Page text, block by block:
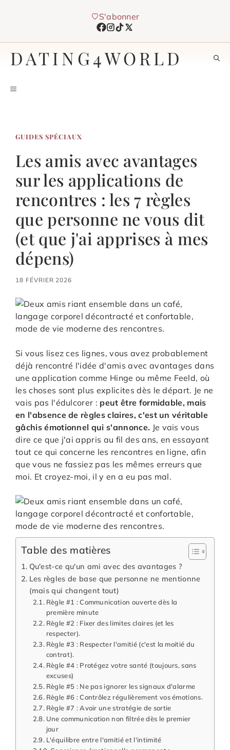
S'abonner
DATING4WORLD
MENU
GUIDES SPÉCIAUX
Les amis avec avantages
sur les applications de
rencontres : les 7 règles
que personne ne vous dit
(et que j'ai apprises à mes
dépens)
18 FÉVRIER 2026
Si vous lisez ces lignes, vous avez probablement
déjà rencontré l'idée d'amis avec avantages dans
une application comme Hinge ou même Feeld, où
les choses sont plus explicites dès le départ. Je ne
vais pas l'édulcorer : peut être formidable, mais
en l'absence de règles claires, c'est un véritable
gâchis émotionnel qui s'annonce. Je vais vous
dire ce que j'ai appris au fil des ans, en essayant
tout ce qui concerne les rencontres en ligne, afin
que vous ne fassiez pas les mêmes erreurs que
moi. Et croyez-moi, il y en a eu pas mal.
Table des matières
Qu'est-ce qu'un ami avec des avantages ?
Les règles de base que personne ne mentionne
(mais qui changent tout)
Règle #1 : Communication ouverte dès la
première minute
Règle #2 : Fixer des limites claires (et les
respecter).
Règle #3 : Respecter l'amitié (c'est la moitié du
contrat).
Règle #4 : Protégez votre santé (toujours, sans
excuses)
Règle #5 : Ne pas ignorer les signaux d'alarme
Règle #6 : Contrôlez régulièrement vos émotions.
Règle #7 : Avoir une stratégie de sortie
Une communication non filtrée dès le premier
jour
L'équilibre entre l'amitié et l'intimité